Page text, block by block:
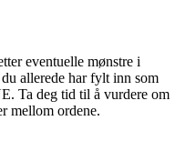
eventuelle mønstre i
allerede har fylt inn som
Ta deg tid til å vurdere om
mellom ordene.